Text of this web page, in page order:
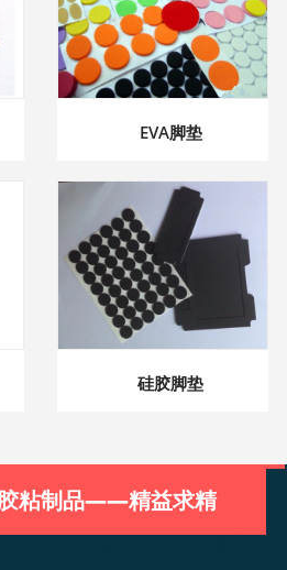
EVA脚垫
硅胶脚垫
粘制品——精益求精